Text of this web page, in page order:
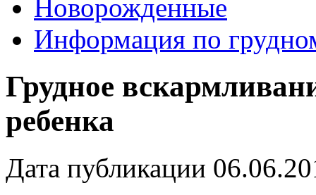
Новорожденные
Информация по
Грудное
ребенка
Дата публикации